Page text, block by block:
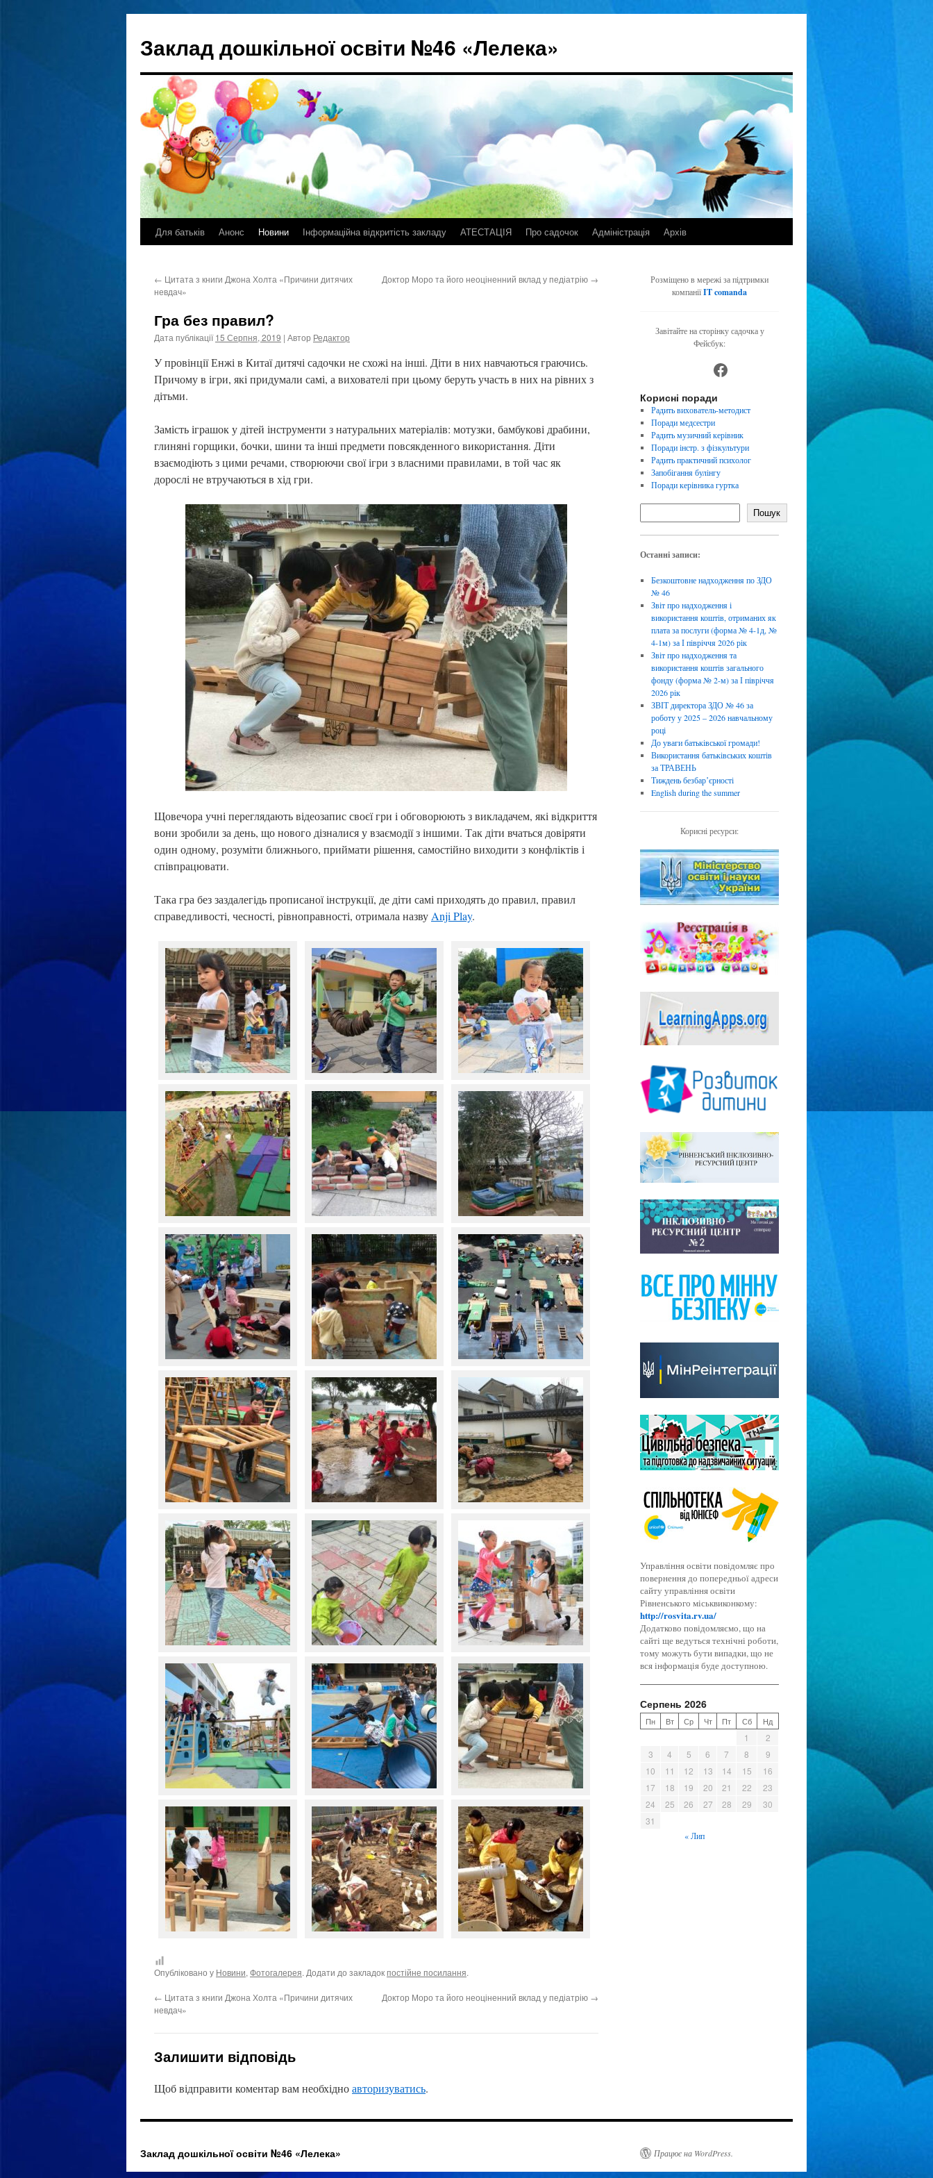
вмісту
Заклад дошкільної освіти №46 «Лелека»
Для батьків Анонс Новини Інформаційна відкритість закладу АТЕСТАЦІЯ Про садочок Адміністрація Архів
← Цитата з книги Джона Холта «Причини дитячих
невдач»
Доктор Моро та його неоціненний вклад у педіатрію →
Гра без правил?
Дата публікації 15 Серпня, 2019 | Автор Редактор
У провінції Енжі в Китаї дитячі садочки не схожі на інші. Діти в них навчаються граючись.
Причому в ігри, які придумали самі, а вихователі при цьому беруть участь в них на рівних з
дітьми.
Замість іграшок у дітей інструменти з натуральних матеріалів: мотузки, бамбукові драбини,
глиняні горщики, бочки, шини та інші предмети повсякденного використання. Діти
взаємодіють з цими речами, створюючи свої ігри з власними правилами, в той час як
дорослі не втручаються в хід гри.
Щовечора учні переглядають відеозапис своєї гри і обговорюють з викладачем, які відкриття
вони зробили за день, що нового дізналися у взаємодії з іншими. Так діти вчаться довіряти
один одному, розуміти ближнього, приймати рішення, самостійно виходити з конфліктів і
співпрацювати.
Така гра без заздалегідь прописаної інструкції, де діти самі приходять до правил, правил
справедливості, чесності, рівноправності, отримала назву Anji Play.
Опубліковано у Новини, Фотогалерея. Додати до закладокпостійне посилання.
← Цитата з книги Джона Холта «Причини дитячих
невдач»
Доктор Моро та його неоціненний вклад у педіатрію →
Залишити відповідь
Щоб відправити коментар вам необхідноавторизуватись.
Розміщено в мережі за підтримки
компаніїIT comanda
Завітайте на сторінку садочка у
Фейсбук:
https://www.facebook.com/
Корисні поради
Радить вихователь-методист
Поради медсестри
Радить музичний керівник
Поради інстр. з фізкультури
Радить практичний психолог
Запобігання булінгу
Поради керівника гуртка
Пошук
Останні записи:
Безкоштовне надходження по ЗДО
№ 46
Звіт про надходження і
використання коштів, отриманих як
плата за послуги (форма № 4-1д, №
4-1м) за І півріччя 2026 рік
Звіт про надходження та
використання коштів загального
фонду (форма № 2-м) за І півріччя
2026 рік
ЗВІТ директора ЗДО № 46 за
роботу у 2025 – 2026 навчальному
році
До уваги батьківської громади!
Використання батьківських коштів
за ТРАВЕНЬ
Тиждень безбарʼєрності
English during the summer
Корисні ресурси:
Управління освіти повідомляє про
повернення до попередньої адреси
сайту управління освіти
Рівненського міськвиконкому:
http://rosvita.rv.ua/
Додатково повідомляємо, що на
сайті ще ведуться технічні роботи,
тому можуть бути випадки, що не
вся інформація буде доступною.
Серпень 2026
Пн Вт Ср Чт Пт Сб Нд
1
2
3
4 5 6 7 8
9
10
11 12 13 14 15
16
17
18 19 20 21 22
23
24
25 26 27 28 29
30
31
« Лип
Заклад дошкільної освіти №46 «Лелека» Працює на WordPress.